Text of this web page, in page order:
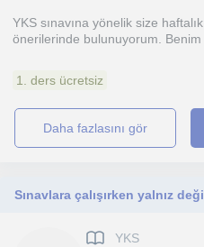
YKS sınavına yönelik size
önerilerinde bulunuyorum.
1. ders ücretsiz
daha fazlasını gör
YKS